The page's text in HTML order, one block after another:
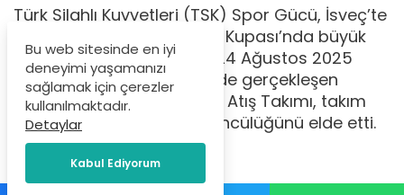
Türk Silahlı Kuvvetleri (TSK) Spor Gücü, İsveç’te
düzenlenen Lapua Avrupa Kupası’nda büyük
bir başarıya imza attı. 21–24 Ağustos 2025
tarihleri arasında Öckerö’de gerçekleşen
yarışmada Erkek Tabanca Atış Takımı, takım
kategorisinde Avrupa üçüncülüğünü elde etti.
İçerik Yöneticisi tarafından
Eylül 2, 2025
Bu web sitesinde en iyi
deneyimi yaşamanızı
sağlamak için çerezler
kullanılmaktadır.
Detaylar
Kabul Ediyorum